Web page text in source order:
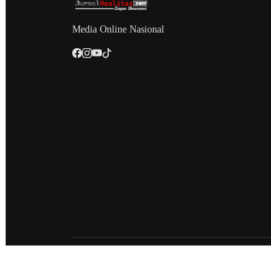
Media Online Nasional